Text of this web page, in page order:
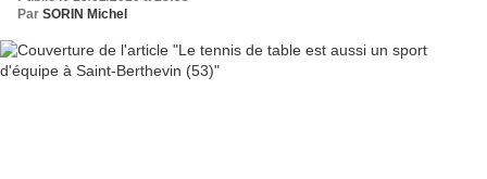
Par SORIN Michel